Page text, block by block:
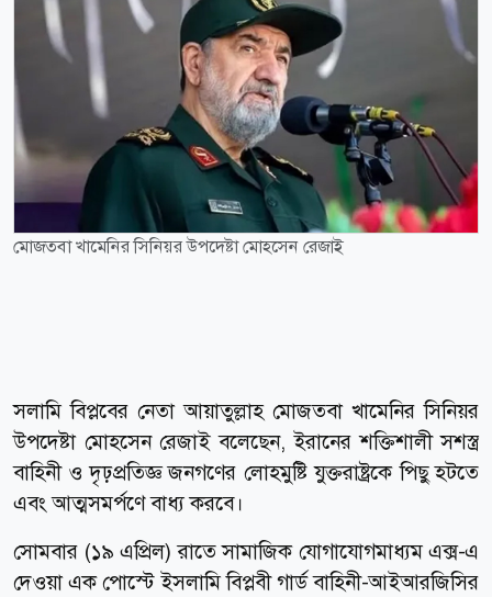
মোজতবা খামেনির সিনিয়র উপদেষ্টা মোহসেন রেজাই
সলামি বিপ্লবের নেতা আয়াতুল্লাহ মোজতবা খামেনির সিনিয়র
উপদেষ্টা মোহসেন রেজাই বলেছেন, ইরানের শক্তিশালী সশস্ত্র
বাহিনী ও দৃঢ়প্রতিজ্ঞ জনগণের লোহমুষ্টি যুক্তরাষ্ট্রকে পিছু হটতে
এবং আত্মসমর্পণে বাধ্য করবে।
সোমবার (১৯ এপ্রিল) রাতে সামাজিক যোগাযোগমাধ্যম এক্স-এ
দেওয়া এক পোস্টে ইসলামি বিপ্লবী গার্ড বাহিনী-আইআরজিসির